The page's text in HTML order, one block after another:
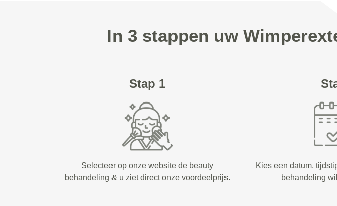
In 3 stappen uw
Stap 1
Selecteer op onze website de beauty
behandeling & u ziet direct onze voordeelprijs.
Kies een datum,
behandeling